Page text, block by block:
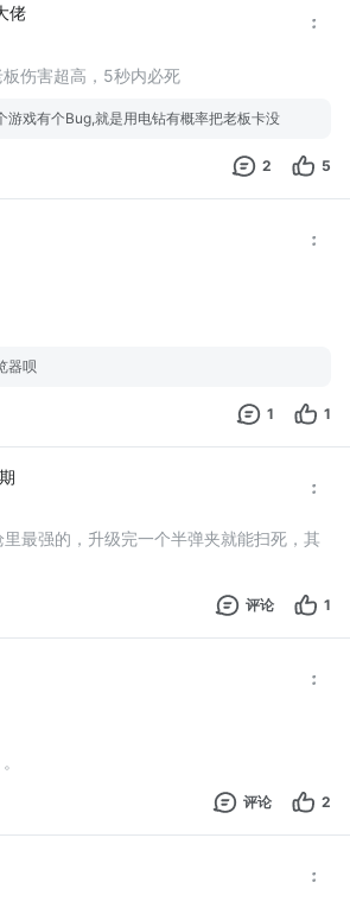
佬
伤害超高，5秒内必死
游戏有个Bug,就是用电钻有概率把老板卡没
2 5
器呗
1 1
最强的，升级完一个半弹夹就能扫死，其
评论 1
评论 2